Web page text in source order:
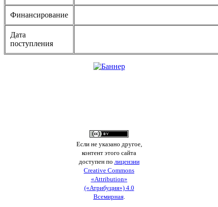
Финансирование
Дата
поступления
Если не указано другое,
контент этого сайта
доступен по лицензии
Creative Commons
«Attribution»
(«Атрибуция») 4.0
Всемирная.